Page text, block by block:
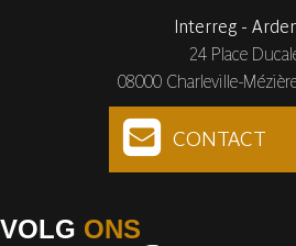
Interreg -
24 Place
08000 Charleville-
CONTACT
VOLG ONS